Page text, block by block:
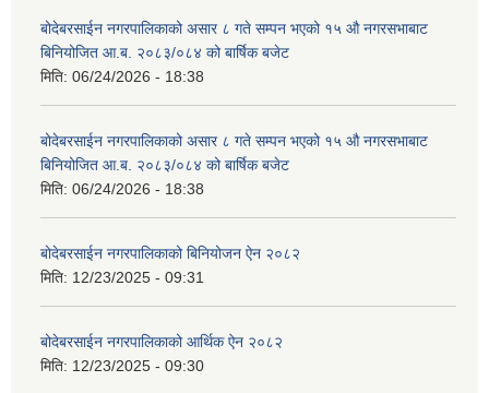
बोदेबरसाईन नगरपालिकाको असार ८ गते सम्पन भएको १५ ‍‍‍औ नगरसभाबाट
बिनियोजित आ.ब. २०८३/०८४ को बार्षिक बजेट
मिति: 06/24/2026 - 18:38
बोदेबरसाईन नगरपालिकाको असार ८ गते सम्पन भएको १५ ‍‍‍औ नगरसभाबाट
बिनियोजित आ.ब. २०८३/०८४ को बार्षिक बजेट
मिति: 06/24/2026 - 18:38
बोदेबरसाईन नगरपालिकाको बिनियोजन ऐन २०८२
मिति: 12/23/2025 - 09:31
बोदेबरसाईन नगरपालिकाको आर्थिक ऐन २०८२
मिति: 12/23/2025 - 09:30